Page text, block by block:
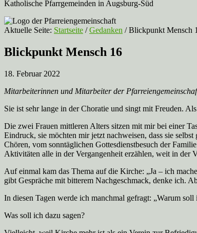
Katholische Pfarrgemeinden in Augsburg-Süd
Aktuelle Seite: Startseite / Gedanken /Blickpunkt Mensch
Blickpunkt Mensch 16
18. Februar 2022
Mitarbeiterinnen und Mitarbeiter der
Sie ist sehr lange in der Choratie und singt mit Freuden.
Die zwei Frauen mittleren Alters sitzen mit mir bei einer
Eindruck, sie möchten mir jetzt nachweisen, dass sie
Chören, vom sonntäglichen Gottesdienstbesuch der
Aktivitäten alle in der Vergangenheit erzählen, weit in der
Auf einmal kam das Thema auf die Kirche: „Ja – ich
gibt Gespräche mit bitterem Nachgeschmack, denke ich.
In diesen Tagen werde ich manchmal gefragt: „Warum
Was soll ich dazu sagen?